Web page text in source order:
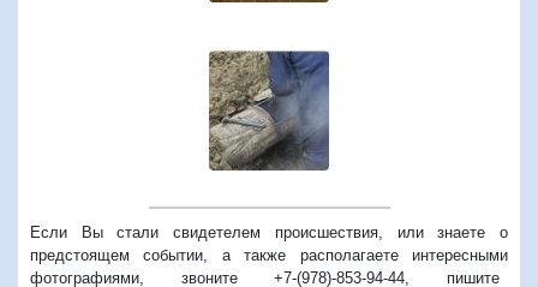
Если Вы стали свидетелем происшествия, или знаете о
предстоящем событии, а также располагаете интересными
фотографиями, звоните +7-(978)-853-94-44, пишите